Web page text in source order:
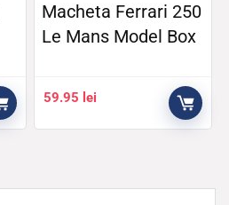
Macheta Ferrari 250
Le Mans Model Box
59.95 lei